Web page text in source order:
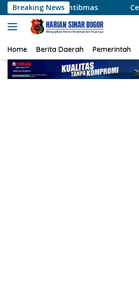
Langsung
ke
konten
Breaking NewsCegah Karhutla
Home Berita Daerah Pemerintah